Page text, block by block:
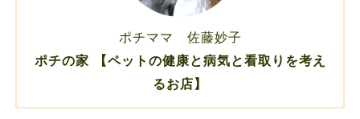
ポチママ 佐藤妙子
ポチの家 【ペットの健康と病気と看取りを考え
るお店】